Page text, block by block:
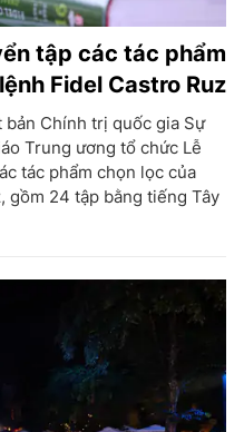
tập các tác phẩm
Fidel Castro Ruz
bản Chính trị quốc gia Sự
Trung ương tổ chức Lễ
tác phẩm chọn lọc của
gồm 24 tập bằng tiếng Tây